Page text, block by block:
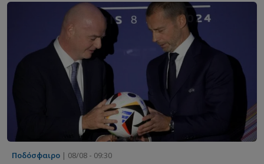
Ποδόσφαιρο | 08/08 - 09:30